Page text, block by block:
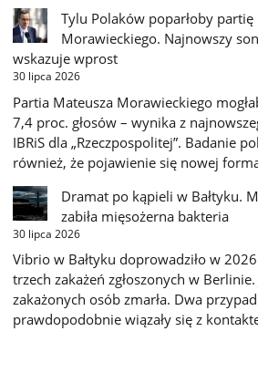
Tylu Polaków poparłoby partię
Morawieckiego. Najnowszy
wskazuje wprost
30 lipca 2026
Partia Mateusza Morawieckiego
7,4 proc. głosów – wynika z
IBRiS dla „Rzeczpospolitej”. Badanie
również, że pojawienie się nowej
Dramat po kąpieli w Bałtyku.
zabiła mięsożerna bakteria
30 lipca 2026
Vibrio w Bałtyku doprowadziło w
trzech zakażeń zgłoszonych w Berlinie.
zakażonych osób zmarła. Dwa
prawdopodobnie wiązały się z